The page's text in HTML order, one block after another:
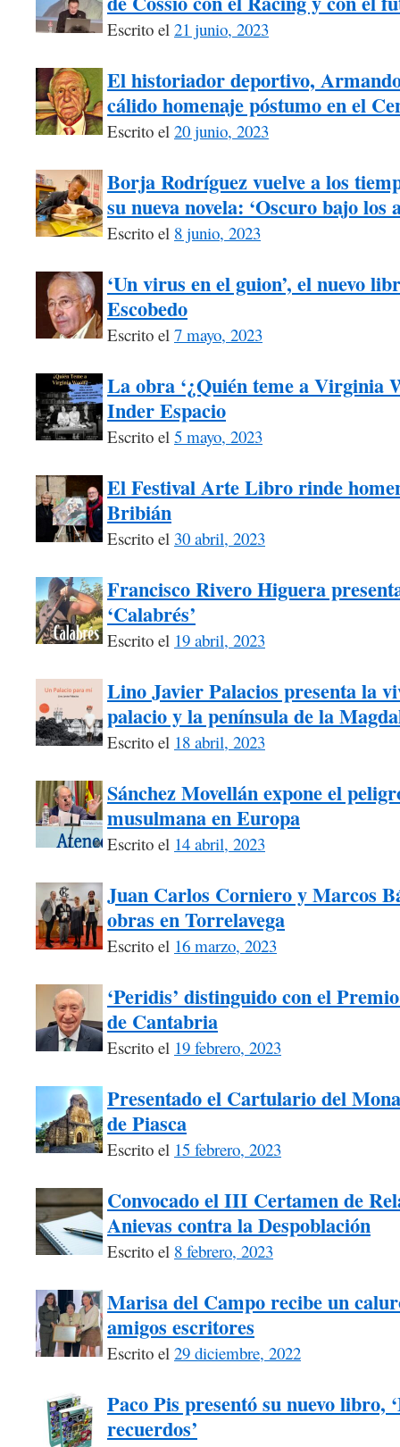
Escrito el 21 junio, 2023
El historiador deportivo,
cálido homenaje póstumo en el
Escrito el 20 junio, 2023
Borja Rodríguez vuelve a los
su nueva novela: ‘Oscuro bajo los
Escrito el 8 junio, 2023
‘Un virus en el guion’, el nuevo
Escobedo
Escrito el 7 mayo, 2023
La obra ‘¿Quién teme a Virginia
Inder Espacio
Escrito el 5 mayo, 2023
El Festival Arte Libro rinde
Bribián
Escrito el 30 abril, 2023
Francisco Rivero Higuera
‘Calabrés’
Escrito el 19 abril, 2023
Lino Javier Palacios presenta la
palacio y la península de la
Escrito el 18 abril, 2023
Sánchez Movellán expone el
musulmana en Europa
Escrito el 14 abril, 2023
Juan Carlos Corniero y Marcos
obras en Torrelavega
Escrito el 16 marzo, 2023
‘Peridis’ distinguido con el
de Cantabria
Escrito el 19 febrero, 2023
Presentado el Cartulario del
de Piasca
Escrito el 15 febrero, 2023
Convocado el III Certamen de
Anievas contra la Despoblación
Escrito el 8 febrero, 2023
Marisa del Campo recibe un
amigos escritores
Escrito el 29 diciembre, 2022
Paco Pis presentó su nuevo libro,
recuerdos’